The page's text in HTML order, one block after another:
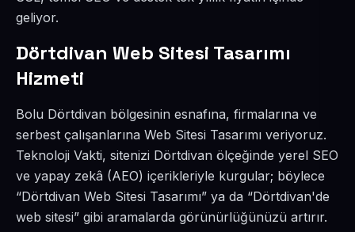
geliyor.
Dörtdivan Web Sitesi Tasarımı
Hizmeti
Bolu Dörtdivan bölgesinin esnafına, firmalarına ve
serbest çalışanlarına Web Sitesi Tasarımı veriyoruz.
Teknoloji Vakti, sitenizi Dörtdivan ölçeğinde yerel SEO
ve yapay zekâ (AEO) içerikleriyle kurgular; böylece
“Dörtdivan Web Sitesi Tasarımı” ya da “Dörtdivan'de
web sitesi” gibi aramalarda görünürlüğünüzü artırır.